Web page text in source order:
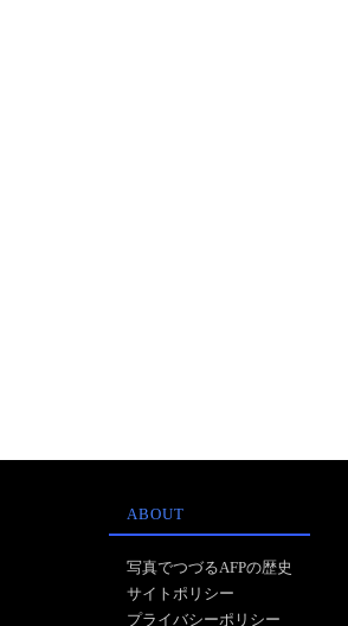
ABOUT
写真でつづるAFPの歴史
サイトポリシー
プライバシーポリシー